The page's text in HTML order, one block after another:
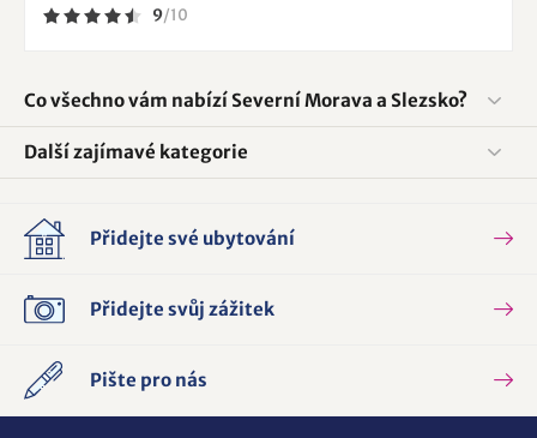
9/10
Co všechno vám nabízí Severní Morava a Slezsko?
Další zajímavé kategorie
Přidejte své ubytování
Přidejte svůj zážitek
Pište pro nás